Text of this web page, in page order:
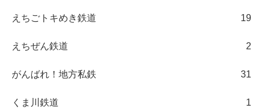
えちごトキめき鉄道 19
えちぜん鉄道 2
がんばれ！地方私鉄 31
くま川鉄道 1